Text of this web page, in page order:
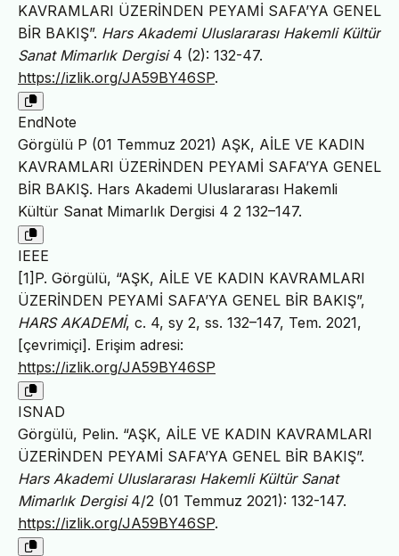
KAVRAMLARI ÜZERİNDEN PEYAMİ SAFA’YA GENEL
BİR BAKIŞ”. Hars Akademi Uluslararası Hakemli Kültür
Sanat Mimarlık Dergisi4 (2): 132-47.
https://izlik.org/JA59BY46SP.
EndNote
Görgülü P (01 Temmuz 2021) AŞK, AİLE VE KADIN
KAVRAMLARI ÜZERİNDEN PEYAMİ SAFA’YA GENEL
BİR BAKIŞ. Hars Akademi Uluslararası Hakemli
Kültür Sanat Mimarlık Dergisi 4 2 132–147.
IEEE
[1]P. Görgülü, “AŞK, AİLE VE KADIN KAVRAMLARI
ÜZERİNDEN PEYAMİ SAFA’YA GENEL BİR BAKIŞ”,
HARS AKADEMİ, c. 4, sy 2, ss. 132–147, Tem. 2021,
[çevrimiçi]. Erişim adresi:
https://izlik.org/JA59BY46SP
ISNAD
Görgülü, Pelin. “AŞK, AİLE VE KADIN KAVRAMLARI
ÜZERİNDEN PEYAMİ SAFA’YA GENEL BİR BAKIŞ”.
Hars Akademi Uluslararası Hakemli Kültür Sanat
Mimarlık Dergisi4/2 (01 Temmuz 2021): 132-147.
https://izlik.org/JA59BY46SP.